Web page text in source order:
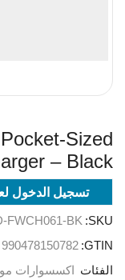
Sized
– Black
تسجيل الدخول
SKU:
FWCH061-BK
GTIN:
990478150782
الفئات
اكسسوارات